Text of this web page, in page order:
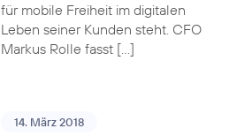
für mobile Freiheit im digitalen
Leben seiner Kunden steht. CFO
Markus Rolle fasst […]
14. März 2018